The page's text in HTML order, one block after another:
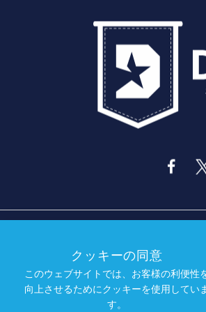
© 2026 ダラス・スポ
クッキーの同意
このウェブサイトでは、お客様の利便性
向上させるためにクッキーを使用してい
す。